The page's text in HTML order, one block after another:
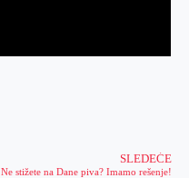
SLEDEĆE
Ne stižete na Dane piva? Imamo rešenje!